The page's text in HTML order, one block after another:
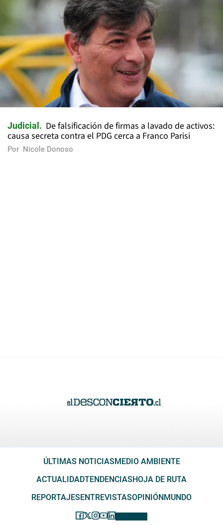
Judicial
De falsificación de firmas a lavado de activos:
causa secreta contra el PDG cerca a Franco Parisi
Por Nicole Donoso
ÚLTIMAS NOTICIAS MEDIO AMBIENTE
ACTUALIDADTENDENCIAS HOJA DE RUTA
REPORTAJES ENTREVISTASOPINIÓN MUNDO